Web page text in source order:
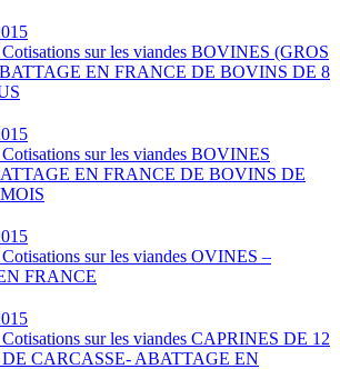
sur les viandes BOVINES (GROS
EN FRANCE DE BOVINS DE 8
sur les viandes BOVINES
EN FRANCE DE BOVINS DE
sur les viandes OVINES –
FRANCE
sur les viandes CAPRINES DE 12
CARCASSE- ABATTAGE EN